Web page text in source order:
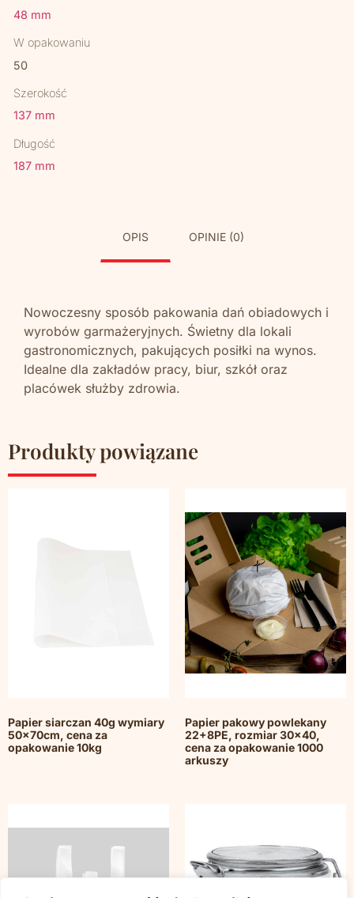
48 mm
W opakowaniu
50
Szerokość
137 mm
Długość
187 mm
OPIS OPINIE (0)
Nowoczesny sposób pakowania dań obiadowych i
wyrobów garmażeryjnych. Świetny dla lokali
gastronomicznych, pakujących posiłki na wynos.
Idealne dla zakładów pracy, biur, szkół oraz
placówek służby zdrowia.
Produkty powiązane
Papier siarczan 40g wymiary
50x70cm, cena za
opakowanie 10kg
Papier pakowy powlekany
22+8PE, rozmiar 30×40,
cena za opakowanie 1000
arkuszy